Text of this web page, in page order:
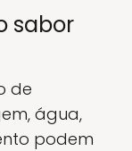
sabor
de
água,
podem